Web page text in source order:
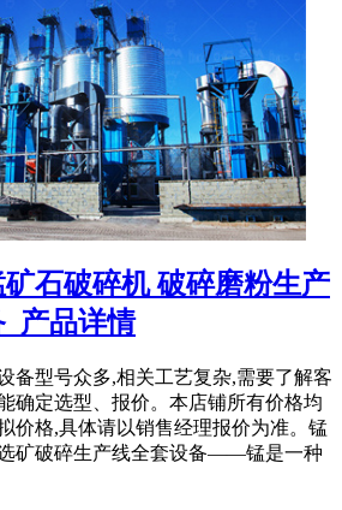
石破碎机 破碎磨粉生产
产品详情
备型号众多,相关工艺复杂,需要了解客
确定选型、报价。本店铺所有价格均
价格,具体请以销售经理报价为准。锰
矿破碎生产线全套设备——锰是一种